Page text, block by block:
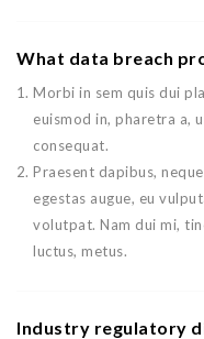
What data breach
Morbi in sem quis dui
euismod in, pharetra a,
consequat.
Praesent dapibus,
egestas augue, eu
volutpat. Nam dui mi,
luctus, metus.
Industry regulatory